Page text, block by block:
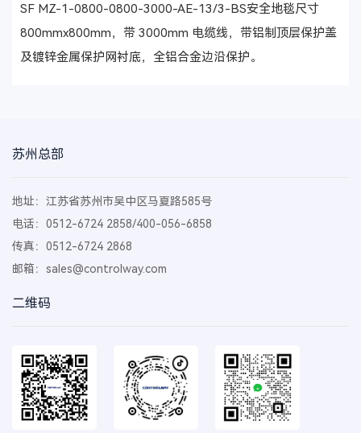
SF MZ-1-0800-0800-3000-AE-13/3-BS安全地毯尺寸
800mmx800mm，带 3000mm 电缆线，带铝制顶层保护盖
及镀锌金属保护网衬底，全铝合金边沿保护。
苏州总部
地址：江苏省苏州市吴中区马夏路585号
电话：0512-6724 2858/400-056-6858
传真：0512-6724 2868
邮箱： sales@controlway.com
二维码